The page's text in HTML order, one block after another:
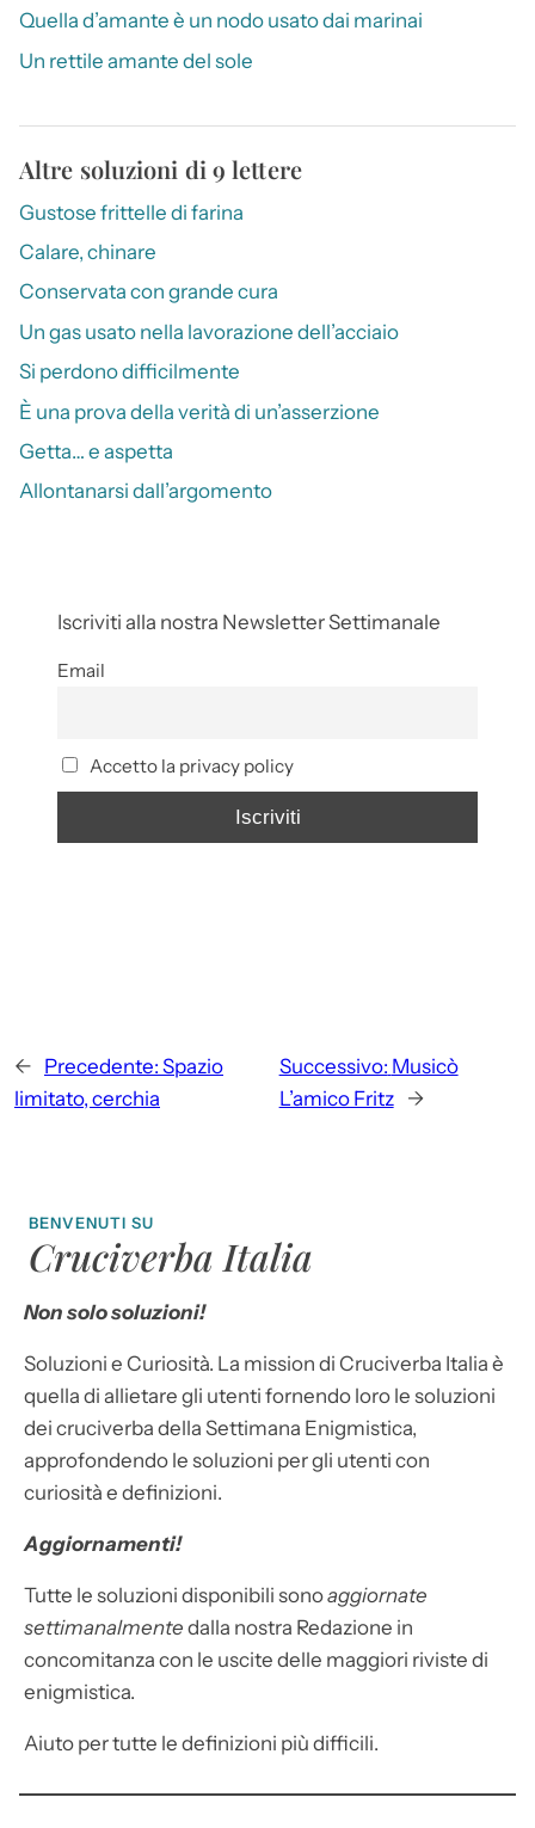
Quella d’amante è un nodo usato dai marinai
Un rettile amante del sole
Altre soluzioni di 9 lettere
Gustose frittelle di farina
Calare, chinare
Conservata con grande cura
Un gas usato nella lavorazione dell’acciaio
Si perdono difficilmente
È una prova della verità di un’asserzione
Getta… e aspetta
Allontanarsi dall’argomento
Iscriviti alla nostra Newsletter Settimanale
Email
Accetto la privacy policy
← Precedente: Spazio
limitato, cerchia
Successivo: Musicò
L’amico Fritz
→
BENVENUTI SU
Cruciverba Italia
Non solo soluzioni!
Soluzioni e Curiosità. La mission di Cruciverba Italia è
quella di allietare gli utenti fornendo loro le soluzioni
dei cruciverba della Settimana Enigmistica,
approfondendo le soluzioni per gli utenti con
curiosità e definizioni.
Aggiornamenti!
Tutte le soluzioni disponibili sonoaggiornate
settimanalmente dalla nostra Redazione in
concomitanza con le uscite delle maggiori riviste di
enigmistica.
Aiuto per tutte le definizioni più difficili.